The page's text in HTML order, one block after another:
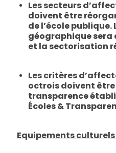
Les secteurs
doivent être
de l’école publique.
géographique sera
et la sectorisation
Les critères
octrois doivent
transparence
Écoles &
Equipements